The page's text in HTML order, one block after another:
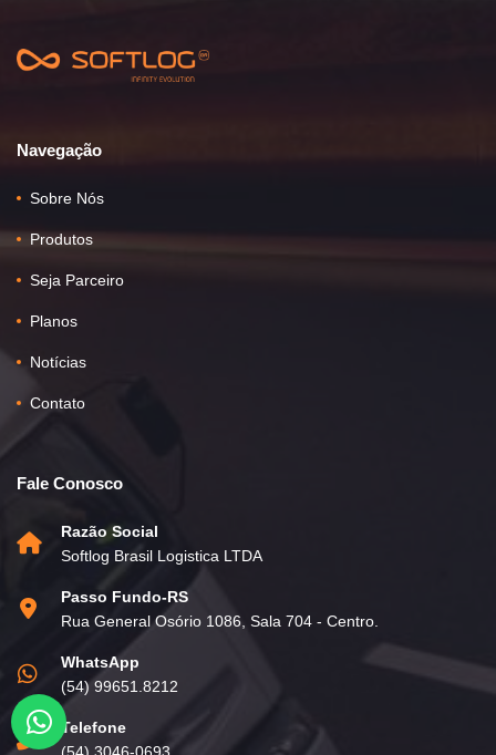
Navegação
Sobre Nós
Produtos
Seja Parceiro
Planos
Notícias
Contato
Fale Conosco
Razão Social
Softlog Brasil Logistica LTDA
Passo Fundo-RS
Rua General Osório 1086, Sala 704 - Centro.
WhatsApp
(54) 99651.8212
Telefone